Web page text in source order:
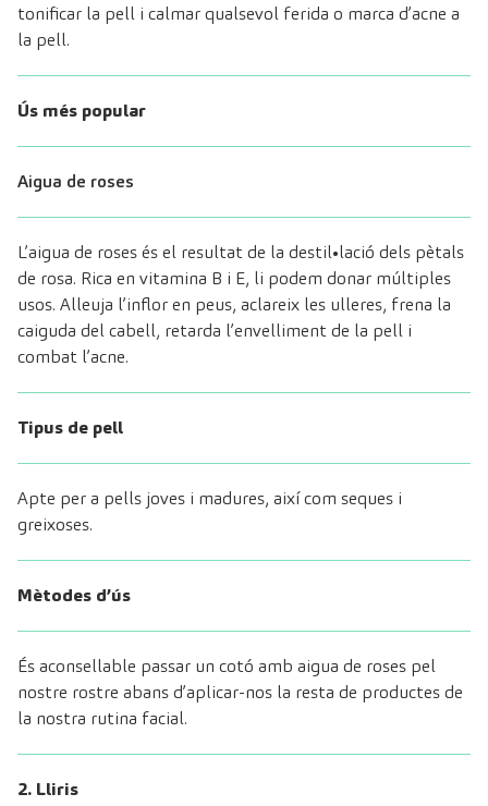
tonificar la pell i calmar qualsevol ferida o marca d’acne a
la pell.
Ús més popular
Aigua de roses
L’aigua de roses és el resultat de la destil•lació dels pètals
de rosa. Rica en vitamina B i E, li podem donar múltiples
usos. Alleuja l’inflor en peus, aclareix les ulleres, frena la
caiguda del cabell, retarda l’envelliment de la pell i
combat l’acne.
Tipus de pell
Apte per a pells joves i madures, així com seques i
greixoses.
Mètodes d’ús
És aconsellable passar un cotó amb aigua de roses pel
nostre rostre abans d’aplicar-nos la resta de productes de
la nostra rutina facial.
2. Lliris